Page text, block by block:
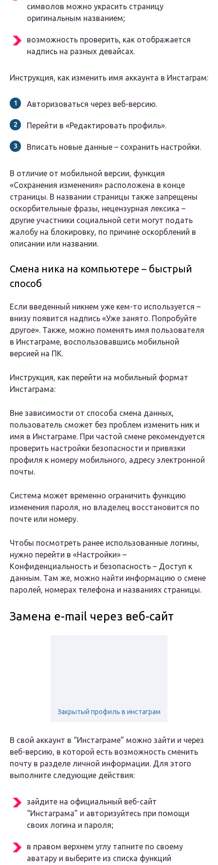
символов можно украсить страницу
оригинальным названием;
возможность проверить, как отображается
надпись на разных девайсах.
Инструкция, как изменить имя аккаунта в Инстаграм:
Авторизоваться через веб-версию.
Перейти в «Редактировать профиль».
Вписать новые данные – сохранить настройки.
В отличие от мобильной версии, функция
«Сохранения изменения» расположена в конце
страницы. В названии страницы также запрещены
оскорбительные фразы, нецензурная лексика –
другие участники социальной сети могут подать
жалобу на блокировку, по причине оскорблений в
описании или названии.
Смена ника на компьютере – быстрый
способ
Если введенный никнем уже кем-то используется –
внизу появится надпись «Уже занято. Попробуйте
другое». Также, можно поменять имя пользователя
в Инстаграме, воспользовавшись мобильной
версией на ПК.
Инструкция, как перейти на мобильный формат
Инстаграма:
Вне зависимости от способа смена данных,
пользователь сможет без проблем изменить ник и
имя в Инстаграме. При частой смене рекомендуется
проверить настройки безопасности и привязки
профиля к номеру мобильного, адресу электронной
почты.
Система может временно ограничить функцию
изменения пароля, но владелец восстановится по
почте или номеру.
Чтобы посмотреть ранее использованные логины,
нужно перейти в «Настройки» –
Конфиденциальность и безопасность – Доступ к
данным. Там же, можно найти информацию о смене
паролей, номерах телефона и названиях страницы.
Замена e-mail через веб-сайт
Закрытый профиль в инстаграм
В свой аккаунт в “Инстаграме” можно зайти и через
веб-версию, в которой есть возможность сменить
почту в разделе личной информации. Для этого
выполните следующие действия:
зайдите на официальный веб-сайт
“Инстаграма” и авторизуйтесь при помощи
своих логина и пароля;
в правом верхнем углу тапните по своему
аватару и выберите из списка функций